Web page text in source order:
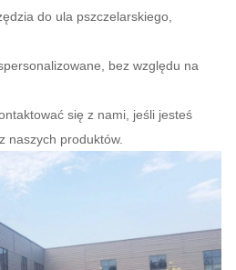
do ula pszczelarskiego,
bez względu na
się z nami, jeśli jesteś
naszych produktów.